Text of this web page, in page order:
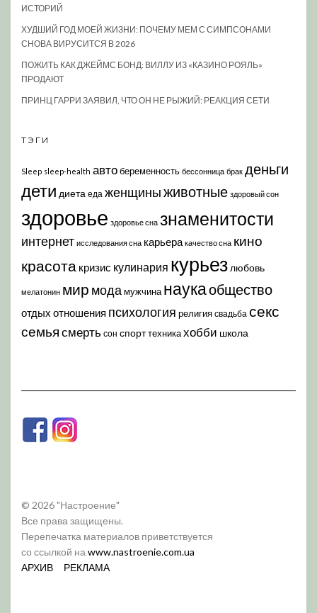
ИСТОРИЙ
ХУДШИЙ ГОД МОЕЙ ЖИЗНИ: ПОЧЕМУ МЕМ С СИМПСОНАМИ
СНОВА ВИРУСИТСЯ В 2026
ПОЖИТЬ КАК ДЖЕЙМС БОНД: ВИЛЛУ ИЗ «КАЗИНО РОЯЛЬ»
ПРОДАЮТ
ПРИНЦ ГАРРИ ЗАЯВИЛ, ЧТО ОН НЕ РЫЖИЙ: РЕАКЦИЯ СЕТИ
ТЭГИ
Sleep sleep-health автобеременность бессонница брак деньги
дети диета еда женщиныживотные здоровый сон
здоровье здоровье сна знаменитости
интернет исследования сна карьера качество сна кино
красота кризис кулинария курьез любовь
мелатонин мир модамужчина наукаобщество
отдых отношения психология религия свадьба секс
семья смерть сон спорттехникахобби школа
© 2026 "Настроение"
Все права защищены.
Перепечатка материалов приветствуется
со ссылкой на www.nastroenie.com.ua
АРХИВ
РЕКЛАМА